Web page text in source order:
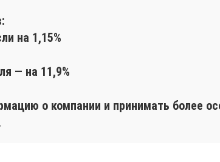
на 1,15%
— на 11,9%
о компании и принимать более